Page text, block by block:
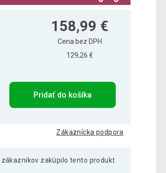
158,99 €
Cena bez DPH
129,26 €
Pridať do košíka
Zákaznícka podpora
zákazníkov zakúpilo tento produkt